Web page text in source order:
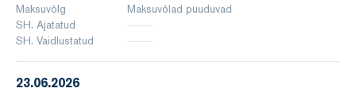
Maksuvõlg
Maksuvõlad puuduvad
SH. Ajatatud
SH. Vaidlustatud
23.06.2026